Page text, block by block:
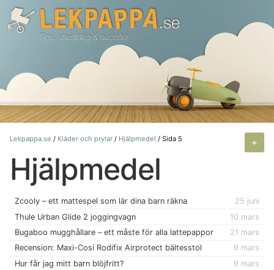
Hoppa
till
+
Lekpappa.se / Kläder och prylar / Hjälpmedel / Sida 5
Hjälpmedel
Zcooly – ett mattespel som lär dina barn räkna
25 juni
Thule Urban Glide 2 joggingvagn
10 mars
Bugaboo mugghållare – ett måste för alla lattepappor
21 mars
Recension: Maxi-Cosi Rodifix Airprotect bältesstol
9 mars
Hur får jag mitt barn blöjfritt?
9 mars